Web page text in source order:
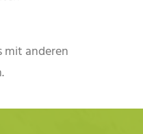
mit anderen